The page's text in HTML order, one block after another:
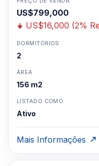
US$799,000
US$16,000 (2%
DORMITÓRIOS
2
ÁREA
156 m2
LISTADO COMO
Ativo
Mais Informações